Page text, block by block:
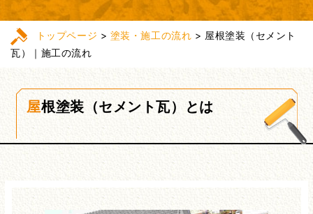
トップページ > 塗装・施工の流れ > 屋根塗装（セメント
瓦）｜施工の流れ
屋根塗装（セメント瓦）とは